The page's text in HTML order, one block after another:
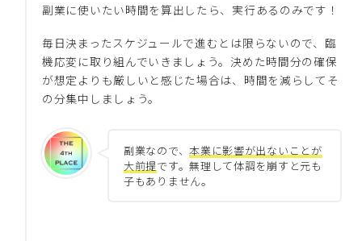
副業に使いたい時間を算出したら、実行あるのみです！
毎日決まったスケジュールで進むとは限らないので、臨
機応変に取り組んでいきましょう。決めた時間分の確保
が想定よりも厳しいと感じた場合は、時間を減らしてそ
の分集中しましょう。
副業なので、本業に影響が出ないことが
大前提です。無理して体調を崩すと元も
子もありません。